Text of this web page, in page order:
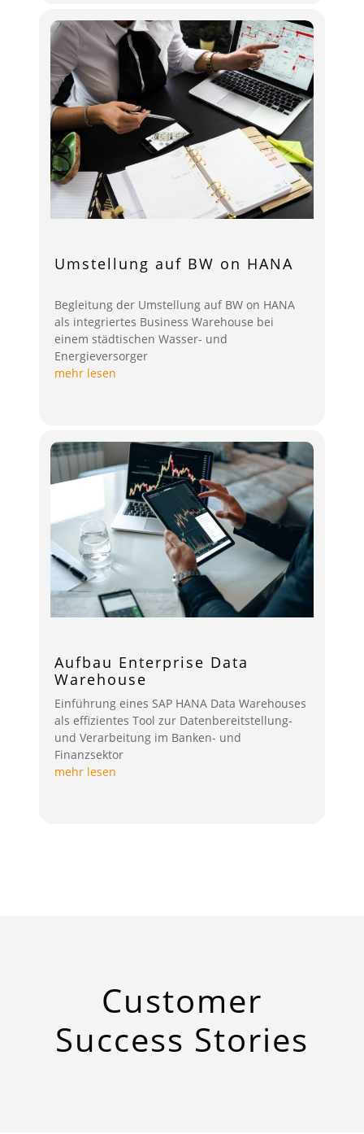
Umstellung auf BW on HANA
Begleitung der Umstellung auf BW on HANA
als integriertes Business Warehouse bei
einem städtischen Wasser- und
Energieversorger
mehr lesen
Aufbau Enterprise Data
Warehouse
Einführung eines SAP HANA Data Warehouses
als effizientes Tool zur Datenbereitstellung-
und Verarbeitung im Banken- und
Finanzsektor
mehr lesen
Customer
Success Stories